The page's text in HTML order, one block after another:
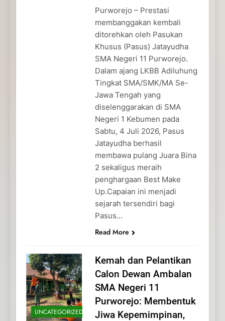
Purworejo – Prestasi
membanggakan kembali
ditorehkan oleh Pasukan
Khusus (Pasus) Jatayudha
SMA Negeri 11 Purworejo.
Dalam ajang LKBB Adiluhung
Tingkat SMA/SMK/MA Se-
Jawa Tengah yang
diselenggarakan di SMA
Negeri 1 Kebumen pada
Sabtu, 4 Juli 2026, Pasus
Jatayudha berhasil
membawa pulang Juara Bina
2 sekaligus meraih
penghargaan Best Make
Up.Capaian ini menjadi
sejarah tersendiri bagi
Pasus…
Read More
UNCATEGORIZED
Kemah dan Pelantikan
Calon Dewan Ambalan
SMA Negeri 11
Purworejo: Membentuk
Jiwa Kepemimpinan,